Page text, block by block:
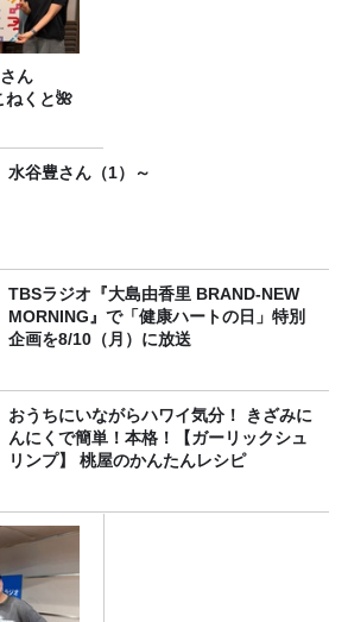
ん
ねくと🌺
水谷豊さん（1）～
TBSラジオ『大島由香里 BRAND-NEW
MORNING』で「健康ハートの日」特別
企画を8/10（月）に放送
おうちにいながらハワイ気分！ きざみに
んにくで簡単！本格！【ガーリックシュ
リンプ】 桃屋のかんたんレシピ